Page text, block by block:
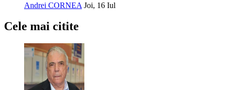
Andrei CORNEA Joi, 16 Iul
Cele mai citite